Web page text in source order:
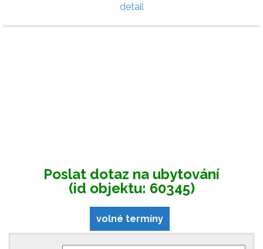
detail
Poslat dotaz na ubytování
(id objektu: 60345)
volné termíny